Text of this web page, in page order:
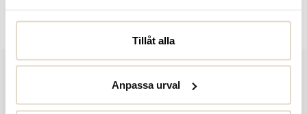
Tillåt alla
Anpassa urval